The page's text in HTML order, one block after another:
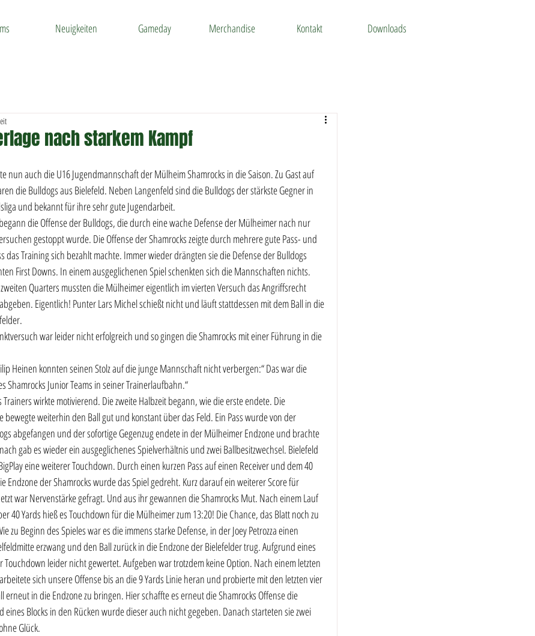
Neuigkeiten Gameday Merchandise Kontakt Downloads
nach starkem Kampf
nun auch die U16 Jugendmannschaft der Mülheim Shamrocks in die Saison. Zu Gast auf
die Bulldogs aus Bielefeld. Neben Langenfeld sind die Bulldogs der stärkste Gegner in
und bekannt für ihre sehr gute Jugendarbeit.
die Offense der Bulldogs, die durch eine wache Defense der Mülheimer nach nur
gestoppt wurde. Die Offense der Shamrocks zeigte durch mehrere gute Pass- und
das Training sich bezahlt machte. Immer wieder drängten sie die Defense der Bulldogs
First Downs. In einem ausgeglichenen Spiel schenkten sich die Mannschaften nichts.
Quarters mussten die Mülheimer eigentlich im vierten Versuch das Angriffsrecht
Eigentlich! Punter Lars Michel schießt nicht und läuft stattdessen mit dem Ball in die
war leider nicht erfolgreich und so gingen die Shamrocks mit einer Führung in die
Heinen konnten seinen Stolz auf die junge Mannschaft nicht verbergen:“ Das war die
Shamrocks Junior Teams in seiner Trainerlaufbahn.“
Trainers wirkte motivierend. Die zweite Halbzeit begann, wie die erste endete. Die
bewegte weiterhin den Ball gut und konstant über das Feld. Ein Pass wurde von der
abgefangen und der sofortige Gegenzug endete in der Mülheimer Endzone und brachte
gab es wieder ein ausgeglichenes Spielverhältnis und zwei Ballbesitzwechsel. Bielefeld
eine weiterer Touchdown. Durch einen kurzen Pass auf einen Receiver und dem 40
Endzone der Shamrocks wurde das Spiel gedreht. Kurz darauf ein weiterer Score für
war Nervenstärke gefragt. Und aus ihr gewannen die Shamrocks Mut. Nach einem Lauf
40 Yards hieß es Touchdown für die Mülheimer zum 13:20! Die Chance, das Blatt noch zu
zu Beginn des Spieles war es die immens starke Defense, in der Joey Petrozza einen
erzwang und den Ball zurück in die Endzone der Bielefelder trug. Aufgrund eines
Touchdown leider nicht gewertet. Aufgeben war trotzdem keine Option. Nach einem letzten
sich unsere Offense bis an die 9 Yards Linie heran und probierte mit den letzten vier
erneut in die Endzone zu bringen. Hier schaffte es erneut die Shamrocks Offense die
eines Blocks in den Rücken wurde dieser auch nicht gegeben. Danach starteten sie zwei
Glück.